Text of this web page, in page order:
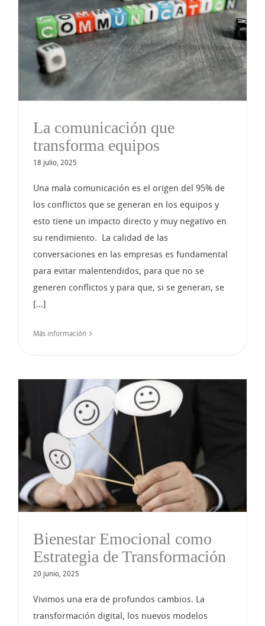
La comunicación que
transforma equipos
18 julio, 2025
Una mala comunicación es el origen del 95% de
los conflictos que se generan en los equipos y
esto tiene un impacto directo y muy negativo en
su rendimiento. La calidad de las
conversaciones en las empresas es fundamental
para evitar malentendidos, para que no se
generen conflictos y para que, si se generan, se
[...]
Más información
Bienestar Emocional como
Estrategia de Transformación
20 junio, 2025
Vivimos una era de profundos cambios. La
transformación digital, los nuevos modelos